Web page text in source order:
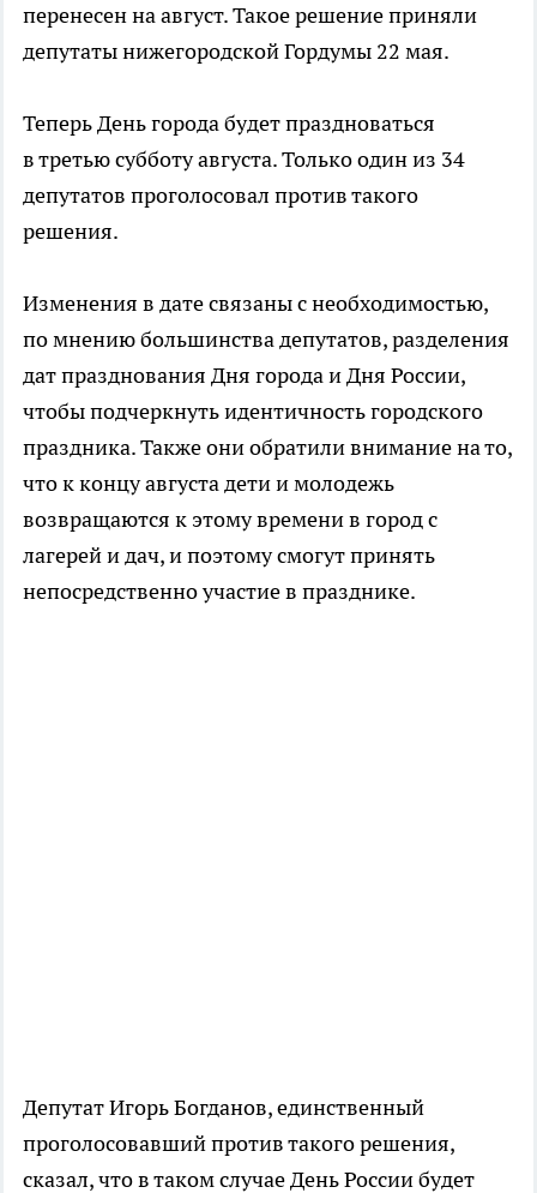
перенесен на август. Такое решение приняли
депутаты нижегородской Гордумы 22 мая.
Теперь День города будет праздноваться
в третью субботу августа. Только один из 34
депутатов проголосовал против такого
решения.
Изменения в дате связаны с необходимостью,
по мнению большинства депутатов, разделения
дат празднования Дня города и Дня России,
чтобы подчеркнуть идентичность городского
праздника. Также они обратили внимание на то,
что к концу августа дети и молодежь
возвращаются к этому времени в город с
лагерей и дач, и поэтому смогут принять
непосредственно участие в празднике.
Депутат Игорь Богданов, единственный
проголосовавший против такого решения,
сказал, что в таком случае День России будет